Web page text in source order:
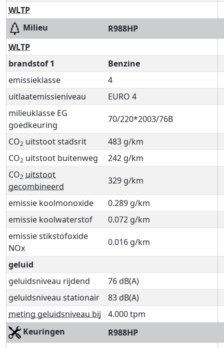
WLTP
Milieu
R988HP
WLTP
brandstof 1
Benzine
emissieklasse
4
uitlaatemissieniveau
EURO 4
milieuklasse EG
goedkeuring
70/220*2003/76B
CO2 uitstoot stadsrit
483 g/km
CO2 uitstoot buitenweg
242 g/km
CO2 uitstoot
gecombineerd
329 g/km
emissie koolmonoxide
0.289 g/km
emissie koolwaterstof
0.072 g/km
emissie stikstofoxide
NOx
0.016 g/km
geluid
geluidsniveau rijdend
76 dB(A)
geluidsniveau stationair
83 dB(A)
meting geluidsniveau bij
4.000 tpm
Keuringen
R988HP